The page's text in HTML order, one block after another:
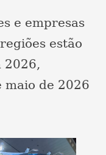
e empresas
estão
2026,
maio de 2026